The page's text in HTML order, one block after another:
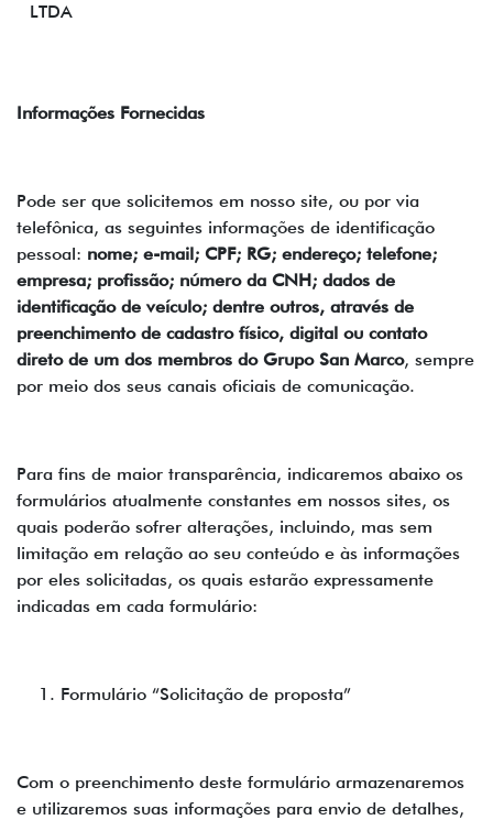
LTDA
Informações Fornecidas
Pode ser que solicitemos em nosso site, ou por via
telefônica, as seguintes informações de identificação
pessoal: nome; e-mail; CPF; RG; endereço; telefone;
empresa; profissão; número da CNH; dados de
identificação de veículo; dentre outros, através de
preenchimento de cadastro físico, digital ou contato
direto de um dos membros do Grupo San Marco, sempre
por meio dos seus canais oficiais de comunicação.
Para fins de maior transparência, indicaremos abaixo os
formulários atualmente constantes em nossos sites, os
quais poderão sofrer alterações, incluindo, mas sem
limitação em relação ao seu conteúdo e às informações
por eles solicitadas, os quais estarão expressamente
indicadas em cada formulário:
Formulário “Solicitação de proposta”
Com o preenchimento deste formulário armazenaremos
e utilizaremos suas informações para envio de detalhes,